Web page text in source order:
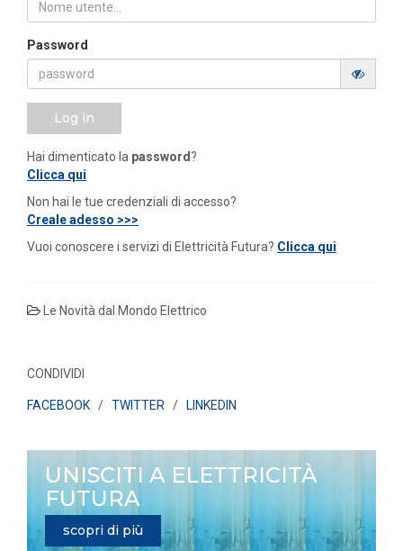
Password
Log in
Hai dimenticato la password ?
Clicca qui
Non hai le tue credenziali di accesso?
Creale adesso >>>
Vuoi conoscere i servizi di Elettricità Futura? Clicca qui
Le Novità dal Mondo Elettrico
CONDIVIDI
FACEBOOK / TWITTER / LINKEDIN
UNISCITI A ELETTRICITÀ
FUTURA
scopri di più